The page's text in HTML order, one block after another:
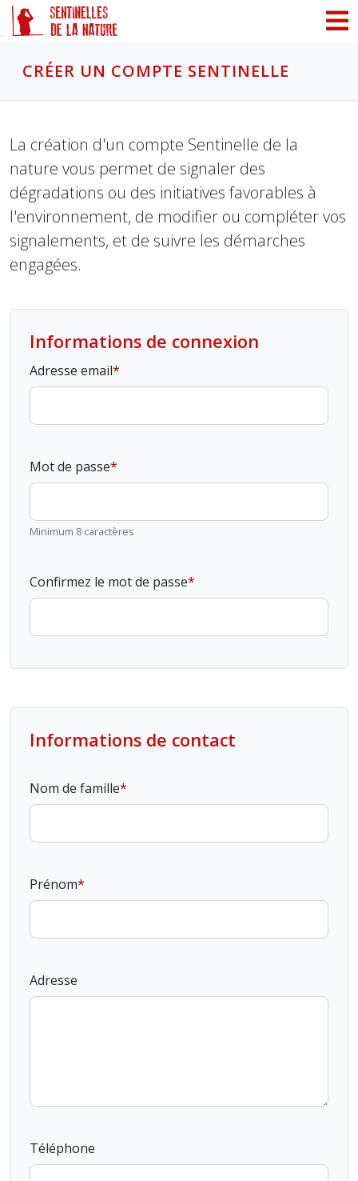
CRÉER UN COMPTE SENTINELLE
La création d'un compte Sentinelle de la
nature vous permet de signaler des
dégradations ou des initiatives favorables à
l'environnement, de modifier ou compléter vos
signalements, et de suivre les démarches
engagées.
Informations de connexion
Adresse email
Mot de passe
Minimum 8 caractères
Confirmez le mot de passe
Informations de contact
Nom de famille
Prénom
Adresse
Téléphone
Panneau de gestion des cookies